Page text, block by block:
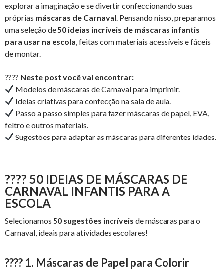
explorar a imaginação e se divertir confeccionando suas
próprias máscaras de Carnaval . Pensando nisso, preparamos
uma seleção de 50 ideias incríveis de máscaras infantis
para usar na escola , feitas com materiais acessíveis e fáceis
de montar.
???? Neste post você vai encontrar:
Modelos de máscaras de Carnaval para imprimir.
Ideias criativas para confecção na sala de aula.
Passo a passo simples para fazer máscaras de papel, EVA,
feltro e outros materiais.
Sugestões para adaptar as máscaras para diferentes idades.
???? 50 IDEIAS DE MÁSCARAS DE
CARNAVAL INFANTIS PARA A
ESCOLA
Selecionamos 50 sugestões incríveis de máscaras para o
Carnaval, ideais para atividades escolares!
????️ 1. Máscaras de Papel para Colorir